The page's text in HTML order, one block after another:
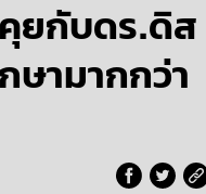
ยกับดร.ดิส
ษามากกว่า